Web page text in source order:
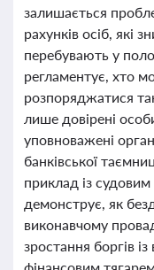
залишається
рахунків осіб, які
перебувають у
регламентує, хто
розпоряджатися
лише довірені
уповноважені
банківської
приклад із
демонструє, як
виконавчому
зростання боргів